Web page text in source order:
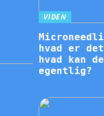
VIDEN
hvad er
hvad kan
egentlig?